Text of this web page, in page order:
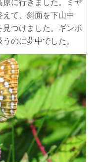
に行きました。ミヤ
て、斜面を下山中
つけました。ギンボ
のに夢中でした。